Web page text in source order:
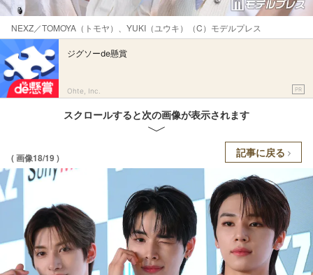
NEXZ／TOMOYA（トモヤ）、YUKI（ユウキ）（C）モデルプレス
ジグソーde懸賞
Ohte, Inc. PR
スクロールすると次の画像が表示されます
( 画像18/19 ) 記事に戻る